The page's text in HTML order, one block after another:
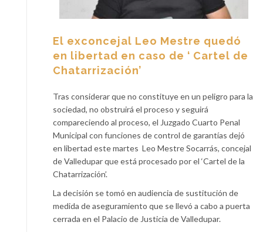
El exconcejal Leo Mestre quedó
en libertad en caso de ‘ Cartel de
Chatarrización’
Tras considerar que no constituye en un peligro para la
sociedad, no obstruirá el proceso y seguirá
compareciendo al proceso, el Juzgado Cuarto Penal
Municipal con funciones de control de garantías dejó
en libertad este martes Leo Mestre Socarrás, concejal
de Valledupar que está procesado por el ‘Cartel de la
Chatarrización’.
La decisión se tomó en audiencia de sustitución de
medida de aseguramiento que se llevó a cabo a puerta
cerrada en el Palacio de Justicia de Valledupar.